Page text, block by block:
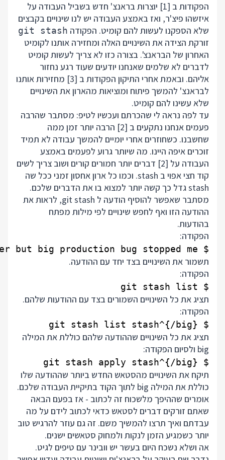
הפקודות ב [1] יוצרות בראנצ' חדש בשביל העבודה על
איזשהו פיצ'ר, ואז באמצע העבודה יש לנו שינויים בקבצים
שלא הספקנו לעשות להם קומיט. הפקודה git stash
זורקת הצידה את השינויים האלה ומחזירה אותנו לקומיט
האחרון של הבראנצ'. בצורה כזו לא צריך לעשות קומיט
לדברים לא שלמים שאנחנו יודעים שעוד רגע נחזור
אליהם. ובאמת אחרי התיקון הפקודות ב [3] מחזירות אותנו
לבראנצ' להמשך פיתוח ומוציאות מהארון את השינויים
שלא עשינו להם קומיט.
עד לפה נראה לי שהכרתם ועכשיו לטיפ: מסתבר שהרבה
פעמים אנחנו נתקעים ב [2] הרבה יותר זמן ממה
שחשבנו. כשחוזרים אחרי יומיים להמשך עבודה לא תמיד
זוכרים איפה היינו. מה שיותר גרוע לפעמים באמצע
העבודה על [2] דברים יותר חמורים קורים ושוב צריך לשים
קוד חצי אפוי ב stash. וכמו כל ארון אחסון זמני ככל שה
stash גדל כך קשה יותר למצוא בו את הדברים שלכם.
מסתבר שאפשר להוסיף הודעה ל git stash, לראות את
ההודעה הזו ואף לחפש שינויים לפי מילות מפתח
בהודעות.
הפקודה:
$ git stash save 'started writing CSS for the new router but big production bug stopped me'
תשמור את השינויים בצד יחד עם ההודעה.
הפקודה:
$ git stash list
תציג את כל השינויים השמורים בצד עם ההודעות שלהם.
הפקודה:
$ git stash list stash^{/big}
תציג את כל השינויים שההודעה שלהם כוללת את המילה
big ולסיום הפקודה:
$ git stash apply stash^{/big}
תיקח את השינויים מהסטאש החדש ביותר שההודעה שלו
כוללת את המילה big לתוך הקוד בתיקיית העבודה שלכם.
אומרים שההיפך מלשכוח זה לכתוב - אז בפעם הבאה
שאתם זורקים דברים לסטאש כדאי לכתוב לידם על מה
עבדתם ואיך תרצו להמשיך משם. זה גם עוזר להרגיש טוב
יותר כשמגיע הזמן לנקות ולמחוק סטאשים ישנים.
אה ושלא נשכח היום בעשר יש וובינר עם טיפים לגיט.